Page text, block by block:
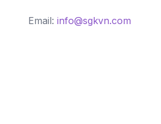
Email: info@sgkvn.com